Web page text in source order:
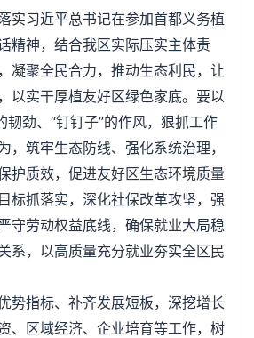
实习近平总书记在参加首都义务植
精神，结合我区实际压实主体责
凝聚全民合力，推动生态利民，让
以实干厚植友好区绿色家底。要以
韧劲、“钉钉子”的作风，狠抓工作
，筑牢生态防线、强化系统治理，
护质效，促进友好区生态环境质量
标抓落实，深化社保改革攻坚，强
守劳动权益底线，确保就业大局稳
系，以高质量充分就业夯实全区民
势指标、补齐发展短板，深挖增长
、区域经济、企业培育等工作，树